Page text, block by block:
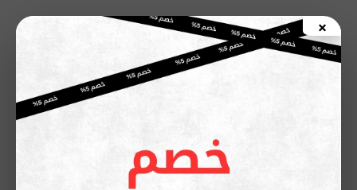
×
إلى
المحتوى
مركز صيانة اريستون القاهرة |
01211114528